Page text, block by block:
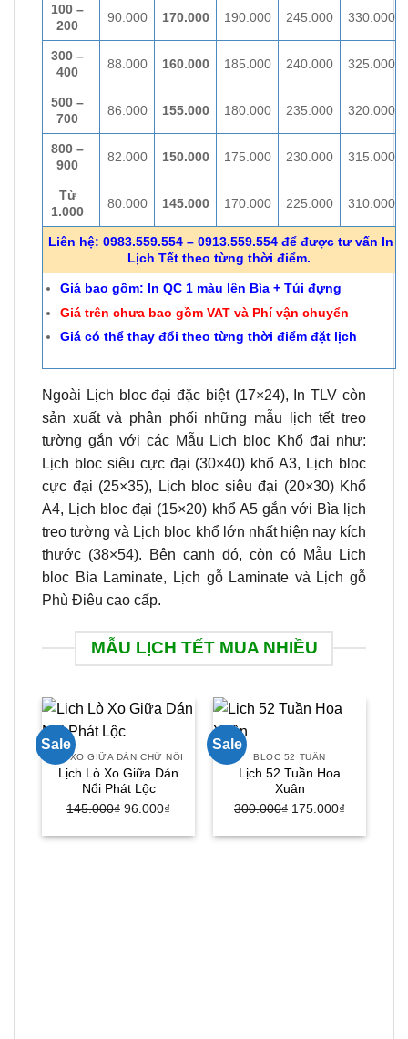
100 –
200
90.000 170.000 190.000 245.000 330.000
300 –
400
88.000 160.000 185.000 240.000 325.000
500 –
700
86.000 155.000 180.000 235.000 320.000
800 –
900
82.000 150.000 175.000 230.000 315.000
Từ
1.000
80.000 145.000 170.000 225.000 310.000
Liên hệ: 0983.559.554 – 0913.559.554 để được tư vấn In
Lịch Tết theo từng thời điểm.
Giá bao gồm: In QC 1 màu lên Bìa + Túi đựng
Giá trên chưa bao gồm VAT và Phí vận chuyển
Giá có thể thay đổi theo từng thời điểm đặt lịch
Ngoài Lịch bloc đại đặc biệt (17×24), In TLV còn
sản xuất và phân phối những mẫu lịch tết treo
tường gắn với các Mẫu Lịch bloc Khổ đại như:
Lịch bloc siêu cực đại (30×40) khổ A3, Lịch bloc
cực đại (25×35), Lịch bloc siêu đại (20×30) Khổ
A4, Lịch bloc đại (15×20) khổ A5 gắn với Bìa lịch
treo tường và Lịch bloc khổ lớn nhất hiện nay kích
thước (38×54). Bên cạnh đó, còn có Mẫu Lịch
bloc Bìa Laminate, Lịch gỗ Laminate và Lịch gỗ
Phù Điêu cao cấp.
MẪU LỊCH TẾT MUA NHIỀU
Sale
LÒ XO GIỮA DÁN CHỮ NỔI
Lịch Lò Xo Giữa Dán
Nổi Phát Lộc
145.000₫ Giá
96.000₫
Sale
BLOC 52 TUẦN
Lịch 52 Tuần Hoa
Xuân
300.000₫ Giá
175.000₫